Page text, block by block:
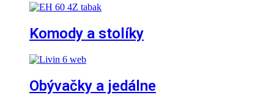
Komody a stolíky
Obývačky a jedálne